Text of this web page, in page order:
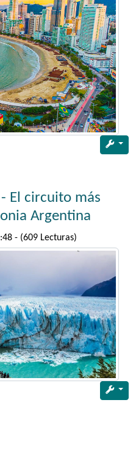
- El circuito más
Argentina
- (609 Lecturas)